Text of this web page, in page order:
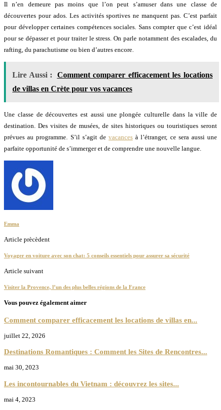
Il n’en demeure pas moins que l’on peut s’amuser dans une classe de
découvertes pour ados. Les activités sportives ne manquent pas. C’est parfait
pour développer certaines compétences sociales. Sans compter que c’est idéal
pour se dépasser et pour traiter le stress. On parle notamment des escalades, du
rafting, du parachutisme ou bien d’autres encore.
Lire Aussi :
Comment comparer efficacement les locations
de villas en Crète pour vos vacances
Une classe de découvertes est aussi une plongée culturelle dans la ville de
destination. Des visites de musées, de sites historiques ou touristiques seront
prévues au programme. S’il s’agit de vacances à l’étranger, ce sera aussi une
parfaite opportunité de s’immerger et de comprendre une nouvelle langue.
Emma
Article prècèdent
Voyager en voiture avec son chat: 5 conseils essentiels pour assurer sa sécurité
Article suivant
Visiter la Provence, l’un des plus belles régions de la France
Vous pouvez également aimer
Comment comparer efficacement les locations de villas en...
juillet 22, 2026
Destinations Romantiques : Comment les Sites de Rencontres...
mai 30, 2023
Les incontournables du Vietnam : découvrez les sites...
mai 4, 2023